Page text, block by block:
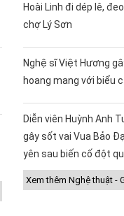
Hoài Linh đi dép lê,
chợ Lý Sơn
Nghệ sĩ Việt Hương
hoang mang với biểu
Diễn viên Huỳnh Anh
gây sốt vai Vua Bảo
yên sau biến cố đột
Xem thêm Nghệ thuật -